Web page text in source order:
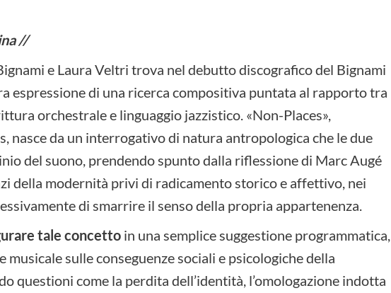
//
e Laura Veltri trova nel debutto discografico del Bignami
espressione di una ricerca compositiva puntata al rapporto tra
orchestrale e linguaggio jazzistico. «Non-Places»,
nasce da un interrogativo di natura antropologica che le due
del suono, prendendo spunto dalla riflessione di Marc Augé
della modernità privi di radicamento storico e affettivo, nei
di smarrire il senso della propria appartenenza.
tale concetto in una semplice suggestione programmatica,
musicale sulle conseguenze sociali e psicologiche della
questioni come la perdita dell’identità, l’omologazione indotta